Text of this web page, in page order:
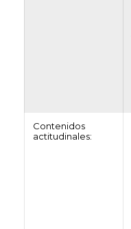
Contenidos
actitudinales: